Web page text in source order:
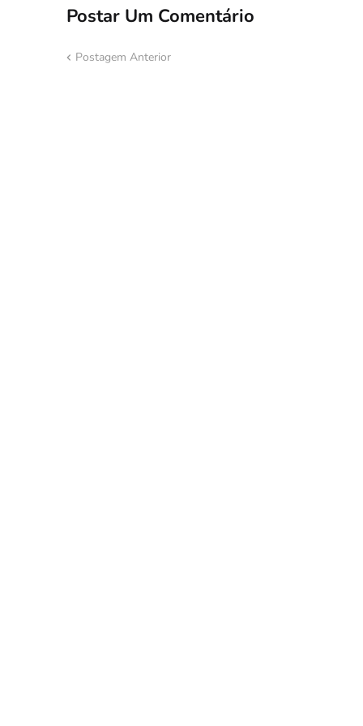
Postar Um Comentário
Postagem Anterior